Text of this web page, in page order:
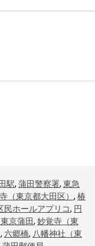
駅, 蒲田警察署, 東急
（東京都大田区） , 椿
民ホールアプリコ, 円
京蒲田, 妙覚寺（東
, 六郷橋, 八幡神社（東